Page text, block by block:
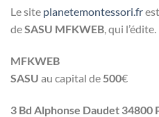
Le site planetemontessori.fr
deSASU MFKWEB, qui l’édite.
MFKWEB
SASU au capital de 500€
3 Bd Alphonse Daudet 34800